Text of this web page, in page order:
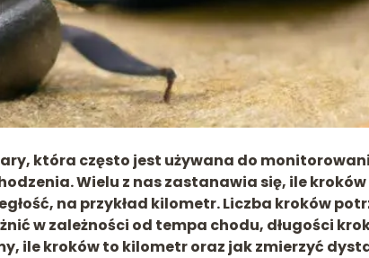
która często jest używana do
Wielu z nas zastanawia się, ile
na przykład kilometr. Liczba kroków
w zależności od tempa chodu, długości
ile kroków to kilometr oraz jak zmierzyć